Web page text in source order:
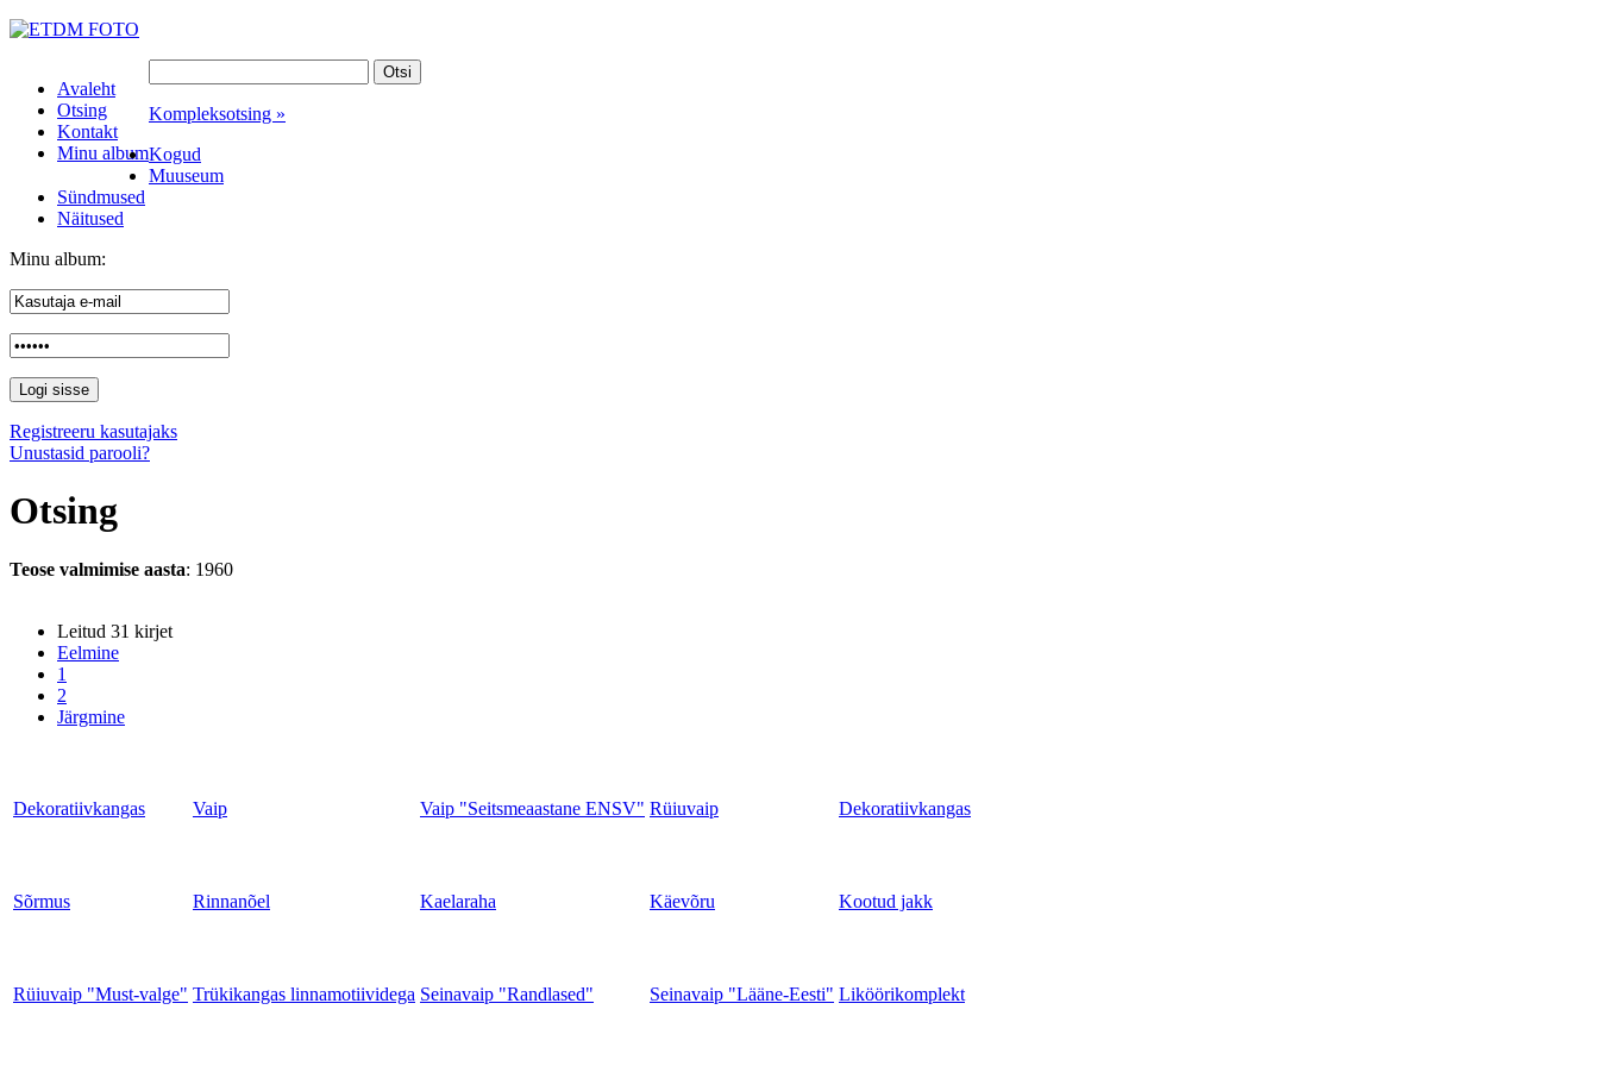
Avaleht
Otsing
Kontakt
Minu album
Kompleksotsing »
Kogud
Muuseum
Sündmused
Näitused
Minu album:
Registreeru kasutajaks
Unustasid parooli?
Otsing
Teose valmimise aasta: 1960
Leitud 31 kirjet
Eelmine
1
2
Järgmine
Dekoratiivkangas Vaip Vaip "Seitsmeaastane ENSV" Rüiuvaip Dekoratiivkangas
Sõrmus Rinnanõel Kaelaraha Käevõru Kootud jakk
Rüiuvaip "Must-valge" Trükikangas linnamotiividega Seinavaip "Randlased" Seinavaip "Lääne-Eesti" Liköörikomplekt